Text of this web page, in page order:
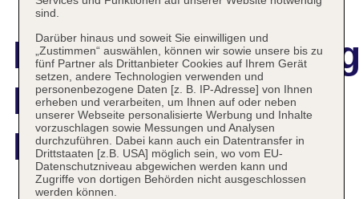
Maya Ubud
Resort & Spa
sind.
Darüber hinaus und soweit Sie einwilligen und
„Zustimmen“ auswählen, können wir sowie unsere bis zu
fünf Partner als Drittanbieter Cookies auf Ihrem Gerät
setzen, andere Technologien verwenden und
personenbezogene Daten [z. B. IP-Adresse] von Ihnen
erheben und verarbeiten, um Ihnen auf oder neben
unserer Webseite personalisierte Werbung und Inhalte
vorzuschlagen sowie Messungen und Analysen
durchzuführen. Dabei kann auch ein Datentransfer in
Drittstaaten [z.B. USA] möglich sein, wo vom EU-
Datenschutzniveau abgewichen werden kann und
Zugriffe von dortigen Behörden nicht ausgeschlossen
werden können.